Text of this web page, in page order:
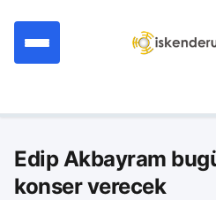
Edip Akbayram
konser verecek